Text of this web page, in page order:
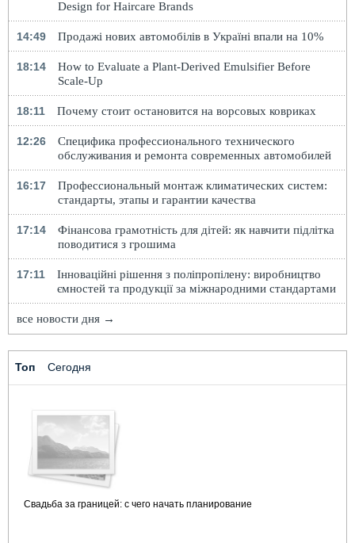
Design for Haircare Brands
14:49 Продажі нових автомобілів в Україні впали на 10%
18:14
How to Evaluate a Plant-Derived Emulsifier Before
Scale-Up
18:11 Почему стоит остановится на ворсовых ковриках
12:26
Специфика профессионального технического
обслуживания и ремонта современных автомобилей
16:17
Профессиональный монтаж климатических систем:
стандарты, этапы и гарантии качества
17:14
Фінансова грамотність для дітей: як навчити підлітка
поводитися з грошима
17:11
Інноваційні рішення з поліпропілену: виробництво
ємностей та продукції за міжнародними стандартами
все новости дня →
Топ Сегодня
Свадьба за границей: с чего начать планирование